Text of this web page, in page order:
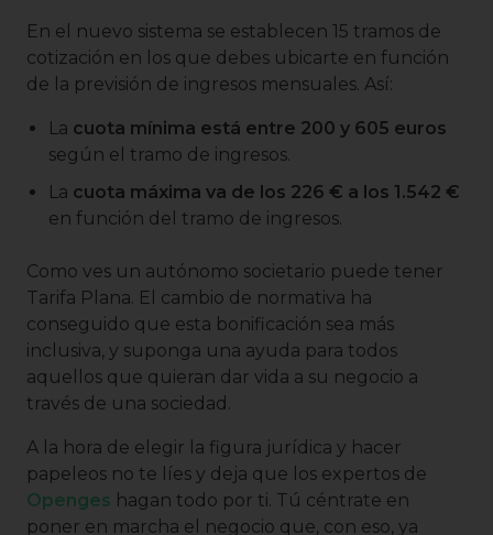
En el nuevo sistema se establecen 15 tramos de
cotización en los que debes ubicarte en función
de la previsión de ingresos mensuales. Así:
La cuota mínima está entre 200 y 605 euros
según el tramo de ingresos.
La cuota máxima va de los 226 € a los 1.542 €
en función del tramo de ingresos.
Como ves un autónomo societario puede tener
Tarifa Plana. El cambio de normativa ha
conseguido que esta bonificación sea más
inclusiva, y suponga una ayuda para todos
aquellos que quieran dar vida a su negocio a
través de una sociedad.
A la hora de elegir la figura jurídica y hacer
papeleos no te líes y deja que los expertos de
Openges hagan todo por ti. Tú céntrate en
poner en marcha el negocio que, con eso, ya